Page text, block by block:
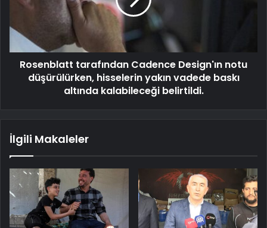
Rosenblatt tarafından Cadence Design'ın notu
düşürülürken, hisselerin yakın vadede baskı
altında kalabileceği belirtildi.
İlgili Makaleler